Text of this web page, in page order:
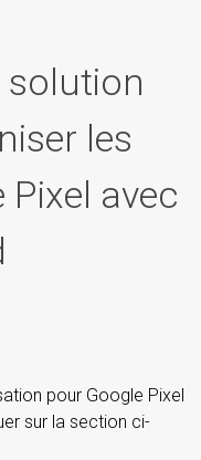
solution
les
avec
pour Google Pixel
sur la section ci-